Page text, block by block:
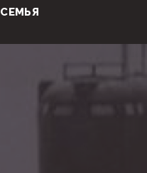
СЕМЬЯ